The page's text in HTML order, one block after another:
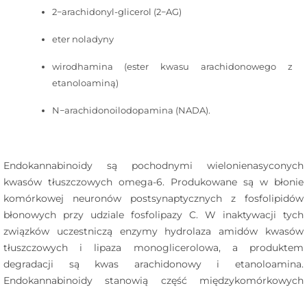
2−arachidonyl-glicerol (2−AG)
eter noladyny
wirodhamina (ester kwasu arachidonowego z
etanoloaminą)
N−arachidonoilodopamina (NADA).
Endokannabinoidy są pochodnymi wielonienasyconych
kwasów tłuszczowych omega-6. Produkowane są w błonie
komórkowej neuronów postsynaptycznych z fosfolipidów
błonowych przy udziale fosfolipazy C. W inaktywacji tych
związków uczestniczą enzymy hydrolaza amidów kwasów
tłuszczowych i lipaza monoglicerolowa, a produktem
degradacji są kwas arachidonowy i etanoloamina.
Endokannabinoidy stanowią część międzykomórkowych